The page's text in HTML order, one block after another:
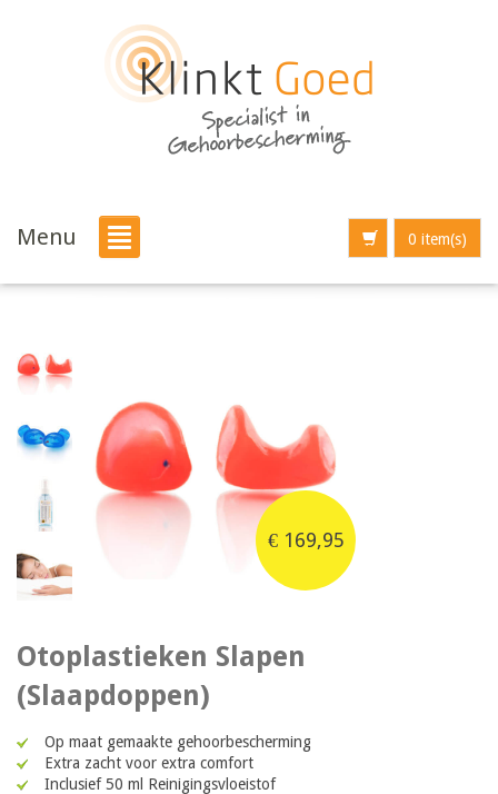
Menu 0 item(s)
€169,95
Otoplastieken Slapen
(Slaapdoppen)
Op maat gemaakte gehoorbescherming
Extra zacht voor extra comfort
Inclusief 50 ml Reinigingsvloeistof